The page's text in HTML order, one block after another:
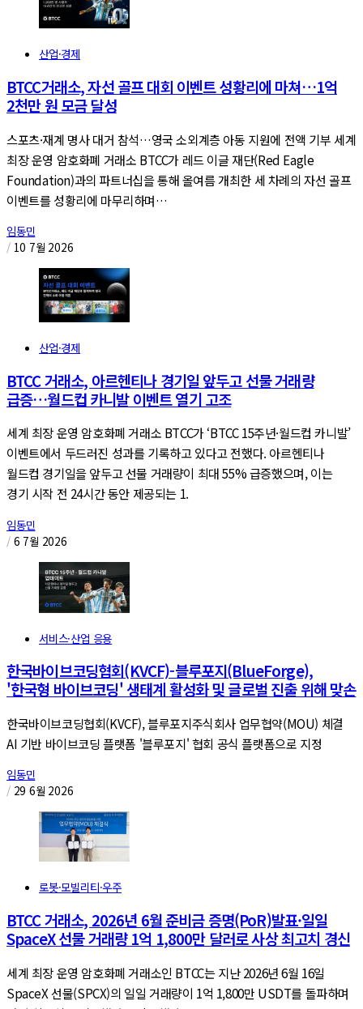
산업·경제
BTCC거래소, 자선 골프 대회 이벤트 성황리에 마쳐…1억
2천만 원 모금 달성
스포츠·재계 명사 대거 참석…영국 소외계층 아동 지원에 전액 기부 세계
최장 운영 암호화폐 거래소 BTCC가 레드 이글 재단(Red Eagle
Foundation)과의 파트너십을 통해 올여름 개최한 세 차례의 자선 골프
이벤트를 성황리에 마무리하며…
임동민
/ 10 7월 2026
산업·경제
BTCC 거래소, 아르헨티나 경기일 앞두고 선물 거래량
급증…월드컵 카니발 이벤트 열기 고조
세계 최장 운영 암호화폐 거래소 BTCC가 ‘BTCC 15주년·월드컵 카니발’
이벤트에서 두드러진 성과를 기록하고 있다고 전했다. 아르헨티나
월드컵 경기일을 앞두고 선물 거래량이 최대 55% 급증했으며, 이는
경기 시작 전 24시간 동안 제공되는 1.
임동민
/ 6 7월 2026
서비스·산업 응용
한국바이브코딩협회(KVCF)-블루포지(BlueForge),
'한국형 바이브코딩' 생태계 활성화 및 글로벌 진출 위해 맞손
한국바이브코딩협회(KVCF), 블루포지주식회사 업무협약(MOU) 체결
AI 기반 바이브코딩 플랫폼 '블루포지' 협회 공식 플랫폼으로 지정
임동민
/ 29 6월 2026
로봇·모빌리티·우주
BTCC 거래소, 2026년 6월 준비금 증명(PoR)발표·일일
SpaceX 선물 거래량 1억 1,800만 달러로 사상 최고치 경신
세계 최장 운영 암호화폐 거래소인 BTCC는 지난 2026년 6월 16일
SpaceX 선물(SPCX)의 일일 거래량이 1억 1,800만 USDT를 돌파하며